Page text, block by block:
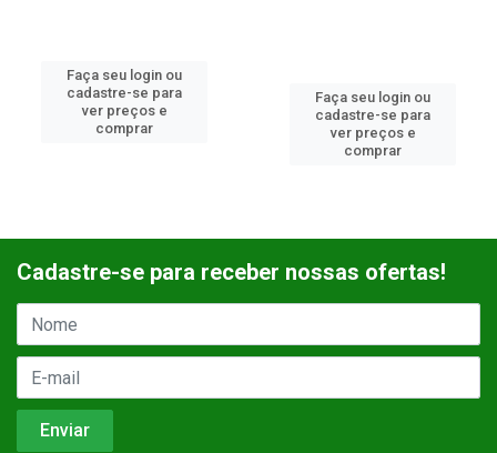
Faça seu login ou
cadastre-se para
ver preços e
comprar
Faça seu login ou
cadastre-se para
ver preços e
comprar
Cadastre-se para receber nossas ofertas!